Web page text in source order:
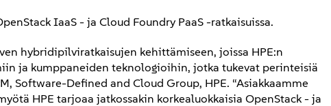
IaaS - ja Cloud Foundry PaaS -ratkaisuissa.
hybridipilviratkaisujen kehittämiseen, joissa HPE:n
ja kumppaneiden teknologioihin, jotka tukevat perinteisiä
Software-Defined and Cloud Group, HPE. “Asiakkaamme
HPE tarjoaa jatkossakin korkealuokkaisia OpenStack - ja